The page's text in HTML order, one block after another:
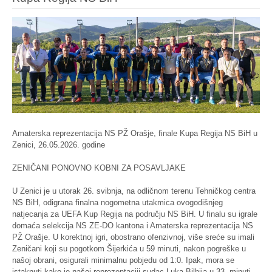
Amaterska reprezentacija NS PŽ Orašje, finale Kupa Regija NS BiH u
Zenici, 26.05.2026. godine
ZENIČANI PONOVNO KOBNI ZA POSAVLJAKE
U Zenici je u utorak 26. svibnja, na odličnom terenu Tehničkog centra
NS BiH, odigrana finalna nogometna utakmica ovogodišnjeg
natjecanja za UEFA Kup Regija na području NS BiH. U finalu su igrale
domaća selekcija NS ZE-DO kantona i Amaterska reprezentacija NS
PŽ Orašje. U korektnoj igri, obostrano ofenzivnoj, više sreće su imali
Zeničani koji su pogotkom Šijerkića u 59 minuti, nakon pogreške u
našoj obrani, osigurali minimalnu pobjedu od 1:0. Ipak, mora se